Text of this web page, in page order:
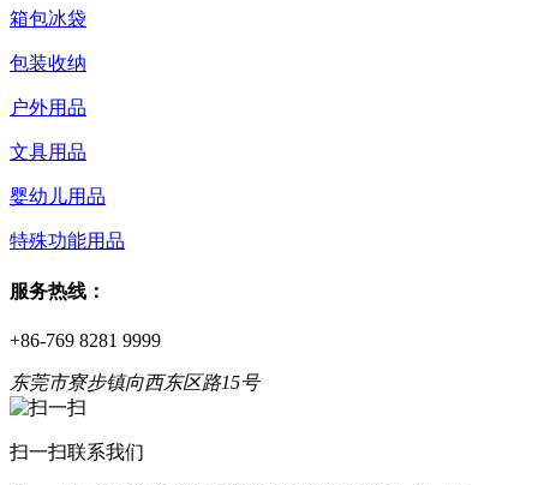
箱包冰袋
包装收纳
户外用品
文具用品
婴幼儿用品
特殊功能用品
服务热线：
+86-769 8281 9999
东莞市寮步镇向西东区路15号
扫一扫联系我们